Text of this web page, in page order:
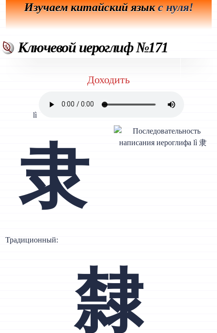
Изучаем китайский языкс нуля!
Ключевой иероглиф №171
Доходить
lì
隶
Традиционный:
隸